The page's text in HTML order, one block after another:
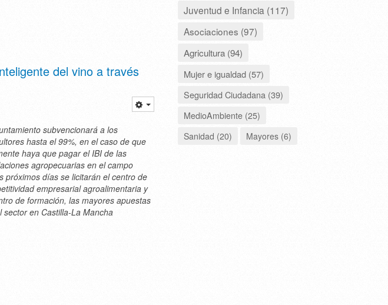
del vino a través
subvencionará a los
hasta el 99%, en el caso de que
haya que pagar el IBI de las
agropecuarias en el campo
próximos días se licitarán el centro de
empresarial agroalimentaria y
de formación, las mayores apuestas
sector en Castilla-La Mancha
Juventud e Infancia (117)
Asociaciones (97)
Agricultura (94)
Mujer e igualdad (57)
Seguridad Ciudadana (39)
MedioAmbiente (25)
Sanidad (20)
Mayores (6)